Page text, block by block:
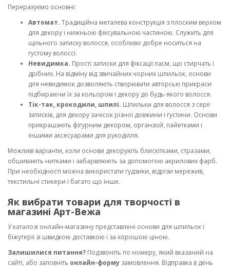
Перерахуємо основні:
Автомат. Традиційна металева конструкція з плоским верхом
для декору і нижньою фіксувальною частиною. Служить для
щільного затиску волосся, особливо добре носиться на
густому волоссі.
Невидимка. Прості затиски для фіксації пасм, що стирчать і
дрібних. На відміну від звичайних чорних шпильок, основи
для невидимок дозволяють створювати авторські прикраси
підбираючи їх за кольором і декору до будь-якого волосся.
Тік-так, крокодили, шпилі. Шпильки для волосся з серії
затисків, для декору зачісок різної довжини і густини. Основи
прикрашають фігурним декором, органзой, пайетками і
іншими аксесуарами для рукоділля.
Можливі варіанти, коли основи декорують блискітками, стразами,
обшивають нитками і забарвлюють за допомогою акрилових фарб.
При необхідності можна використати гудзики, відрізи мережив,
текстильні стикери і багато що інше.
Як вибрати товари для творчості в
магазині Арт-Вежа
У каталозі онлайн-магазину представлені основи для шпильок і
біжутерії зі швидкою доставкою і за хорошою ціною.
Залишилися питання? Подзвоніть по номеру, який вказаний на
сайті, або заповніть онлайн-форму замовлення. Відправка в день